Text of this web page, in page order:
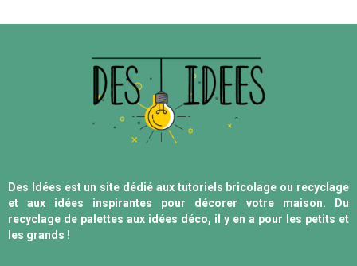
Des Idées est un site dédié aux tutoriels bricolage ou recyclage
et aux idées inspirantes pour décorer votre maison. Du
recyclage de palettes aux idées déco, il y en a pour les petits et
les grands !